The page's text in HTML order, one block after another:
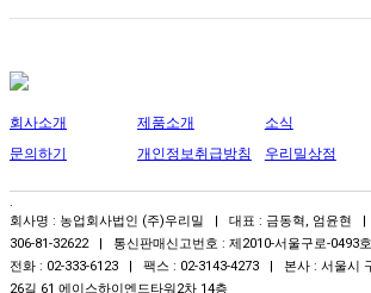
회사소개 제품소개
소식
문의하기
개인정보취급방침 우리밀상점
회사명 : 농업회사법인 (주)우리밀 | 대표 : 금동혁, 엄윤현
306-81-32622 | 통신판매신고번호 : 제2010-서울구로-0493호
전화 : 02-333-6123 | 팩스 : 02-3143-4273 | 본사 : 서울시
26길 61 에이스하이엔드타워2차 14층